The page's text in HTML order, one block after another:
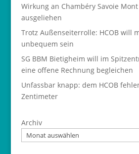
Wirkung an Chambéry Savoie
ausgeliehen
Trotz Außenseiterrolle: HCOB will
unbequem sein
SG BBM Bietigheim will im
eine offene Rechnung begleichen
Unfassbar knapp: dem HCOB
Zentimeter
Archiv